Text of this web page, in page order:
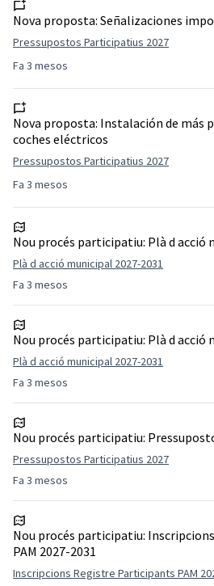
Fa 3 mesos
Nova proposta: Señalizaciones
Pressupostos Participatius 2027
Fa 3 mesos
Nova proposta: Instalación de más
coches eléctricos
Pressupostos Participatius 2027
Fa 3 mesos
Nou procés participatiu: Plà d acció
Plà d acció municipal 2027-2031
Fa 3 mesos
Nou procés participatiu: Plà d acció
Plà d acció municipal 2027-2031
Fa 3 mesos
Nou procés participatiu:
Pressupostos Participatius 2027
Nou procés participatiu:
PAM 2027-2031
Inscripcions Registre Participants PAM